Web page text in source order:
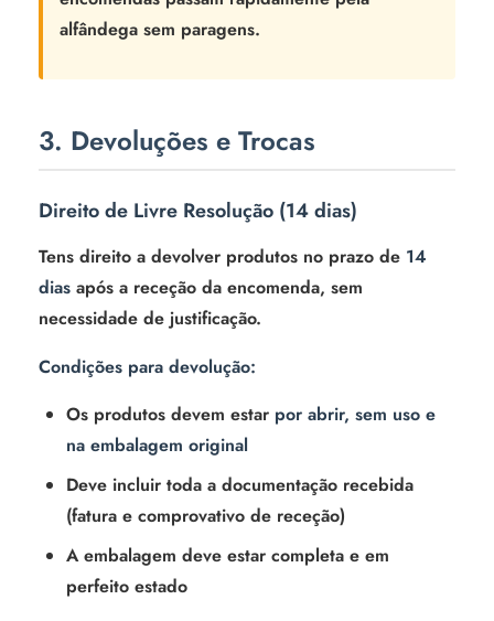
alfândega sem paragens.
3. Devoluções e Trocas
Direito de Livre Resolução (14 dias)
Tens direito a devolver produtos no prazo de 14
dias após a receção da encomenda, sem
necessidade de justificação.
Condições para devolução:
Os produtos devem estar por abrir, sem uso e
na embalagem original
Deve incluir toda a documentação recebida
(fatura e comprovativo de receção)
A embalagem deve estar completa e em
perfeito estado